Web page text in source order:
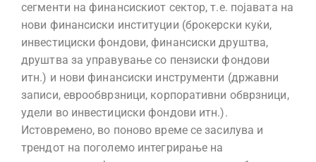
сегменти на финансискиот сектор, т.е. појавата на
нови финансиски институции (брокерски куќи,
инвестициски фондови, финансиски друштва,
друштва за управување со пензиски фондови
итн.) и нови финансиски инструменти (државни
записи, еврообврзници, корпоративни обврзници,
удели во инвестициски фондови итн.).
Истовремено, во поново време се засилува и
трендот на поголемо интегрирање на